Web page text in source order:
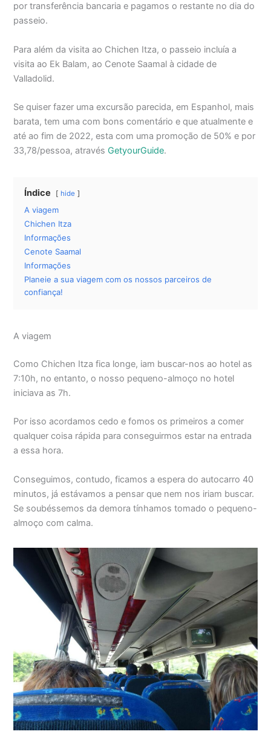
por transferência bancaria e pagamos o restante no dia do
passeio.
Para além da visita ao Chichen Itza, o passeio incluía a
visita ao Ek Balam, ao Cenote Saamal à cidade de
Valladolid.
Se quiser fazer uma excursão parecida, em Espanhol, mais
barata, tem uma com bons comentário e que atualmente e
até ao fim de 2022, esta com uma promoção de 50% e por
33,78/pessoa, através GetyourGuide.
Índice hide
A viagem
Chichen Itza
Informações
Cenote Saamal
Informações
Planeie a sua viagem com os nossos parceiros de
confiança!
A viagem
Como Chichen Itza fica longe, iam buscar-nos ao hotel as
7:10h, no entanto, o nosso pequeno-almoço no hotel
iniciava as 7h.
Por isso acordamos cedo e fomos os primeiros a comer
qualquer coisa rápida para conseguirmos estar na entrada
a essa hora.
Conseguimos, contudo, ficamos a espera do autocarro 40
minutos, já estávamos a pensar que nem nos iriam buscar.
Se soubéssemos da demora tínhamos tomado o pequeno-
almoço com calma.